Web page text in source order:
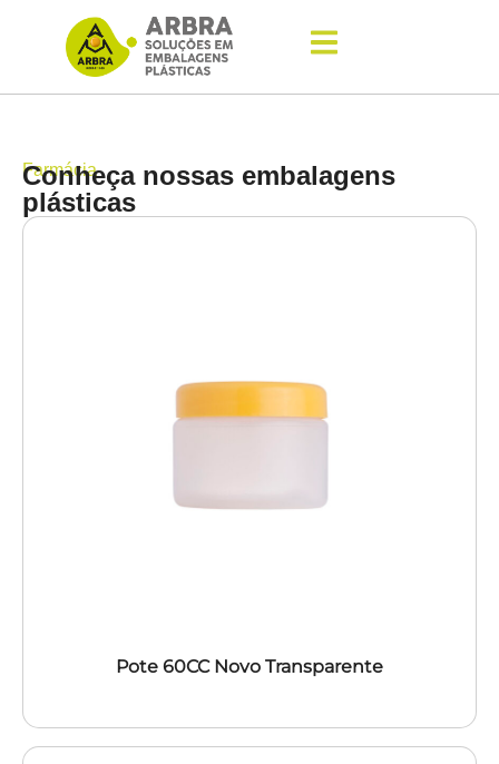
Farmácia
Conheça nossas embalagens
plásticas
Pote 60CC Novo Transparente